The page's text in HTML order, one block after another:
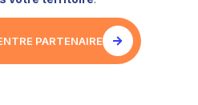
PARTENAIRE